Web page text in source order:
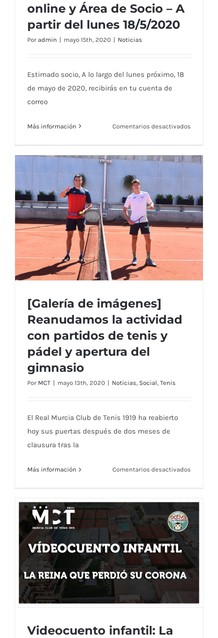
Socio – A partir del lunes 18/5/2020
online y Área de Socio – A
partir del lunes 18/5/2020
Por admin | mayo 15th, 2020 | Noticias
Estimado socio, A lo largo del lunes próximo, 18
de mayo de 2020, recibirás en tu cuenta de
correo
Más información Comentarios desactivados
online
de
Socio
–
A
lunes
[Galería de imágenes] Reanudamos la
actividad con partidos de tenis y pádel y
apertura del gimnasio
[Galería de imágenes]
Reanudamos la actividad
con partidos de tenis y
pádel y apertura del
gimnasio
Por MCT | mayo 13th, 2020 | Noticias, Social, Tenis
El Real Murcia Club de Tenis 1919 ha reabierto
hoy sus puertas después de dos meses de
clausura tras la
Más información Comentarios desactivados
la
actividad
con
partidos
de
Videocuento infantil: La